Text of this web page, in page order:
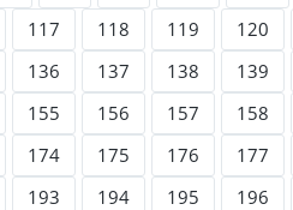
117 118 119 120
136 137 138 139
155 156 157 158
174 175 176 177
193 194 195 196